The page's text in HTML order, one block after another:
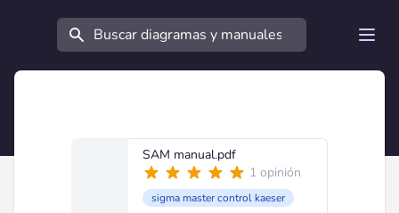
Buscar
SAM manual.pdf
1 opinión
sigma master control kaeser